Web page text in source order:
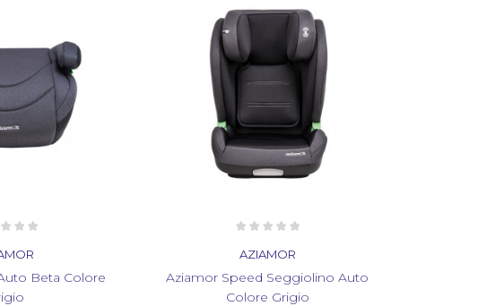
Seggiolino Auto
Grigio
AZIAMOR
Aziamor Base Auto Betafix Colore
Nero